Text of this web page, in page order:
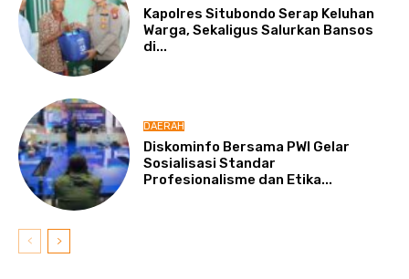
Kapolres Situbondo Serap Keluhan
Warga, Sekaligus Salurkan Bansos
di...
DAERAH
Diskominfo Bersama PWI Gelar
Sosialisasi Standar
Profesionalisme dan Etika...